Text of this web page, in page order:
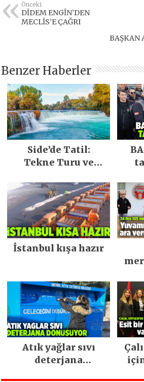
Önceki
DİDEM ENGİN’DEN
MECLİS’E ÇAĞRI
BAŞKAN
Benzer Haberler
Side’de Tatil:
Tekne Turu ve
İstanbul kışa hazır
Atık yağlar sıvı
deterjana